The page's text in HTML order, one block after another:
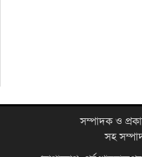
সম্পাদক ও
সহ